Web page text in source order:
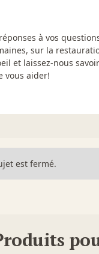
à vos
sur la
et laissez-nous
vous aider!
est fermé.